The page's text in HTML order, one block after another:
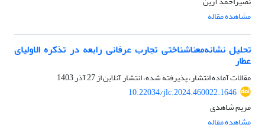
مشاهده مقاله
تحلیل نشانه‌معناشناختی تجارب عرفانی رابعه در تذکره الاولیای
عطار
مقالات آماده انتشار، پذیرفته شده، انتشار آنلاین از27 آذر 1403
10.22034/jlc.2024.460022.1646
مریم شاهدی
مشاهده مقاله